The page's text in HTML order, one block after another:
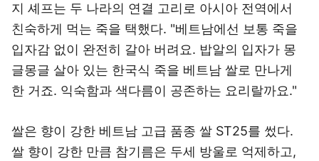
지 셰프는 두 나라의 연결 고리로 아시아 전역에서
친숙하게 먹는 죽을 택했다. "베트남에선 보통 죽을
입자감 없이 완전히 갈아 버려요. 밥알의 입자가 몽
글몽글 살아 있는 한국식 죽을 베트남 쌀로 만나게
한 거죠. 익숙함과 색다름이 공존하는 요리랄까요."
쌀은 향이 강한 베트남 고급 품종 쌀 ST25를 썼다.
쌀 향이 강한 만큼 참기름은 두세 방울로 억제하고,